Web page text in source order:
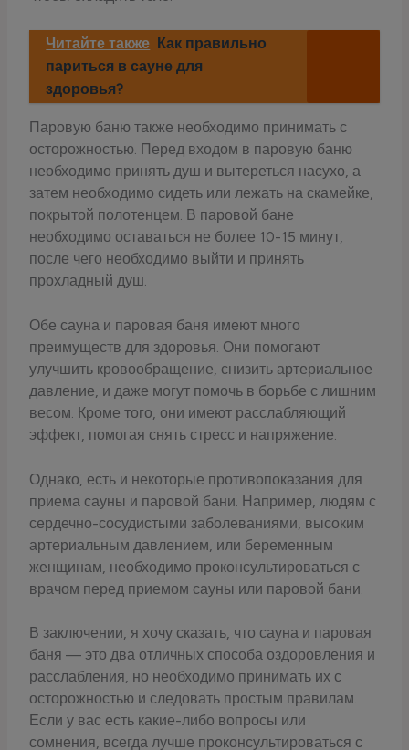
Читайте также Как правильно
париться в сауне для
здоровья?
Паровую баню также необходимо принимать с
осторожностью. Перед входом в паровую баню
необходимо принять душ и вытереться насухо, а
затем необходимо сидеть или лежать на скамейке,
покрытой полотенцем. В паровой бане
необходимо оставаться не более 10-15 минут,
после чего необходимо выйти и принять
прохладный душ.
Обе сауна и паровая баня имеют много
преимуществ для здоровья. Они помогают
улучшить кровообращение, снизить артериальное
давление, и даже могут помочь в борьбе с лишним
весом. Кроме того, они имеют расслабляющий
эффект, помогая снять стресс и напряжение.
Однако, есть и некоторые противопоказания для
приема сауны и паровой бани. Например, людям с
сердечно-сосудистыми заболеваниями, высоким
артериальным давлением, или беременным
женщинам, необходимо проконсультироваться с
врачом перед приемом сауны или паровой бани.
В заключении, я хочу сказать, что сауна и паровая
баня — это два отличных способа оздоровления и
расслабления, но необходимо принимать их с
осторожностью и следовать простым правилам.
Если у вас есть какие-либо вопросы или
сомнения, всегда лучше проконсультироваться с